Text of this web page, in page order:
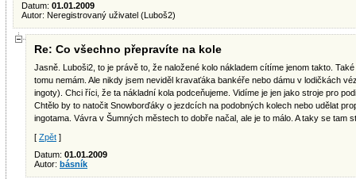
Datum: 01.01.2009
Autor: Neregistrovaný uživatel (Luboš2)
Re: Co všechno přepravíte na kole
Jasně. Luboši2, to je právě to, že naložené kolo nákladem cítíme jenom takto.
tomu nemám. Ale nikdy jsem neviděl kravaťáka bankéře nebo dámu v lodičkách
ingoty). Chci říci, že ta nákladní kola podceňujeme. Vidíme je jen jako stroje pro
Chtělo by to natočit Snowborďáky o jezdcích na podobných kolech nebo udělat
ingotama. Vávra v Šumných městech to dobře načal, ale je to málo. A taky se tam
[ Zpět ]
Datum: 01.01.2009
Autor: básník